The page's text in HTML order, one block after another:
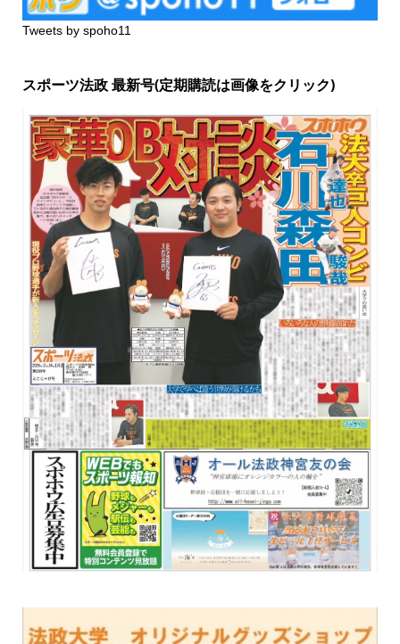
Tweets by spoho11
スポーツ法政 最新号(定期購読は画像をクリック)